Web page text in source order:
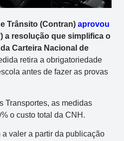
Trânsito (Contran) aprovou
a resolução que simplifica o
Carteira Nacional de
retira a obrigatoriedade
antes de fazer as provas
Transportes, as medidas
o custo total da CNH.
valer a partir da publicação